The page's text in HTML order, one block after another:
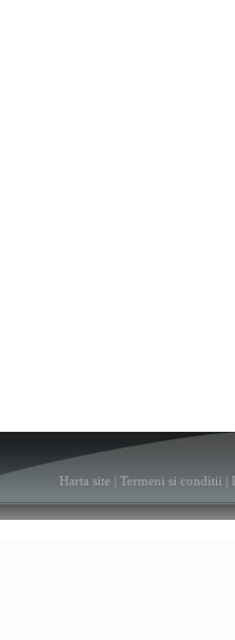
Harta site Termeni si conditii